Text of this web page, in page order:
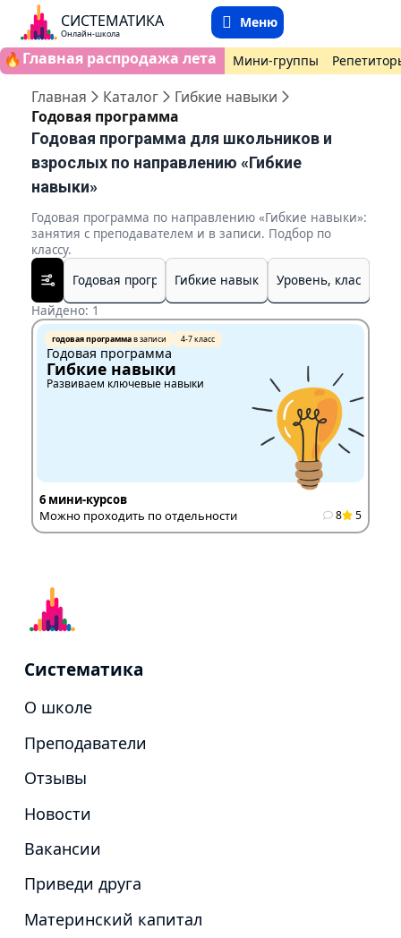
СИСТЕМАТИКА
Онлайн-школа
Меню
🔥 Главная распродажа лета Мини-группы
Главная Каталог
Гибкие навыки
Годовая программа
Годовая программа для школьников и
взрослых по направлению «Гибкие
навыки»
Годовая программа по направлению «Гибкие навыки»:
занятия с преподавателем и в записи. Подбор по
классу.
Найдено: 1
годовая программав записи 4-7 класс
Годовая программа
Гибкие навыки
Развиваем ключевые навыки
6 мини-курсов
Можно проходить по отдельности
8 5
Систематика
О школе
Преподаватели
Отзывы
Новости
Вакансии
Приведи друга
Материнский капитал